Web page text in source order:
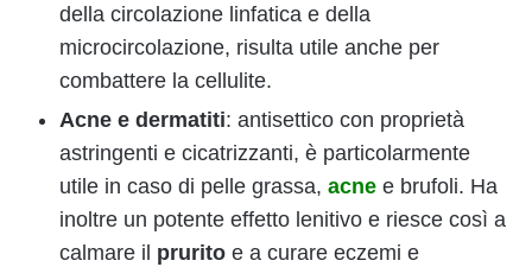
della circolazione linfatica e della
microcircolazione, risulta utile anche per
combattere la cellulite.
Acne e dermatiti: antisettico con proprietà
astringenti e cicatrizzanti, è particolarmente
utile in caso di pelle grassa, acne e brufoli. Ha
inoltre un potente effetto lenitivo e riesce così a
calmare il prurito e a curare eczemi e